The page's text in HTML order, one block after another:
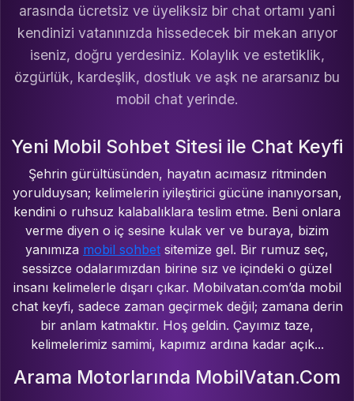
arasında ücretsiz ve üyeliksiz bir chat ortamı yani
kendinizi vatanınızda hissedecek bir mekan arıyor
iseniz, doğru yerdesiniz. Kolaylık ve estetiklik,
özgürlük, kardeşlik, dostluk ve aşk ne ararsanız bu
mobil chat yerinde.
Yeni Mobil Sohbet Sitesi ile Chat Keyfi
Şehrin gürültüsünden, hayatın acımasız ritminden
yorulduysan; kelimelerin iyileştirici gücüne inanıyorsan,
kendini o ruhsuz kalabalıklara teslim etme. Beni onlara
verme diyen o iç sesine kulak ver ve buraya, bizim
yanımıza mobil sohbet sitemize gel. Bir rumuz seç,
sessizce odalarımızdan birine sız ve içindeki o güzel
insanı kelimelerle dışarı çıkar. Mobilvatan.com’da mobil
chat keyfi, sadece zaman geçirmek değil; zamana derin
bir anlam katmaktır. Hoş geldin. Çayımız taze,
kelimelerimiz samimi, kapımız ardına kadar açık...
Arama Motorlarında MobilVatan.Com